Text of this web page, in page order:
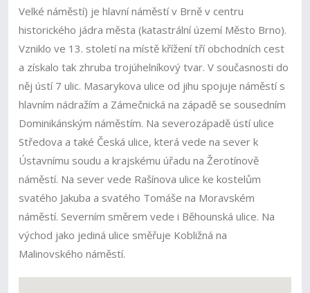
Velké náměstí) je hlavní náměstí v Brně v centru
historického jádra města (katastrální území Město Brno).
Vzniklo ve 13. století na místě křížení tří obchodních cest
a získalo tak zhruba trojúhelníkový tvar. V současnosti do
něj ústí 7 ulic. Masarykova ulice od jihu spojuje náměstí s
hlavním nádražím a Zámečnická na západě se sousedním
Dominikánským náměstím. Na severozápadě ústí ulice
Středova a také Česká ulice, která vede na sever k
Ústavnímu soudu a krajskému úřadu na Žerotínově
náměstí. Na sever vede Rašínova ulice ke kostelům
svatého Jakuba a svatého Tomáše na Moravském
náměstí. Severním směrem vede i Běhounská ulice. Na
východ jako jediná ulice směřuje Kobližná na
Malinovského náměstí.